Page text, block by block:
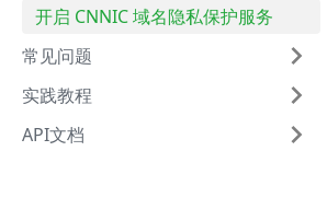
开启 CNNIC 域名隐私保护服务
常见问题
实践教程
API文档